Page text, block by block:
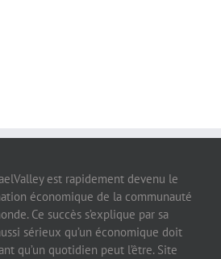
est rapidement devenu le
économique de la communauté
Ce succès s’explique par sa
sérieux qu’un économique doit
qu’un quotidien peut l’être. Site